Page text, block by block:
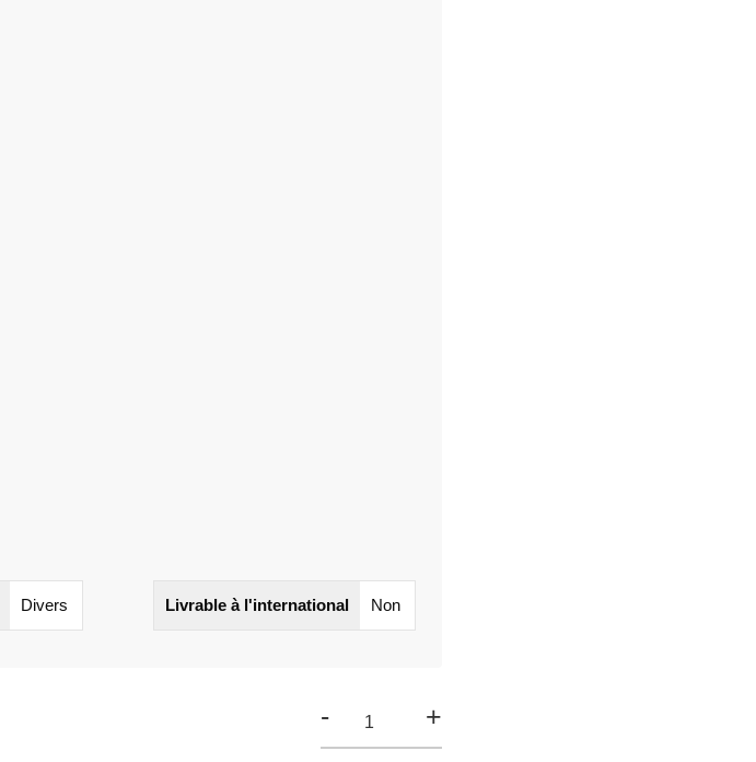
Divers Livrable à l'international Non
- +